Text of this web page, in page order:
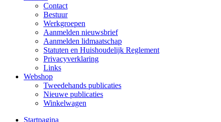
Contact
Bestuur
Werkgroepen
Aanmelden nieuwsbrief
Aanmelden lidmaatschap
Statuten en Huishoudelijk Reglement
Privacyverklaring
Links
Webshop
Tweedehands publicaties
Nieuwe publicaties
Winkelwagen
Startpagina